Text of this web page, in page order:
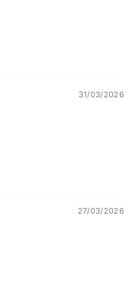
31/03/2026
27/03/2026